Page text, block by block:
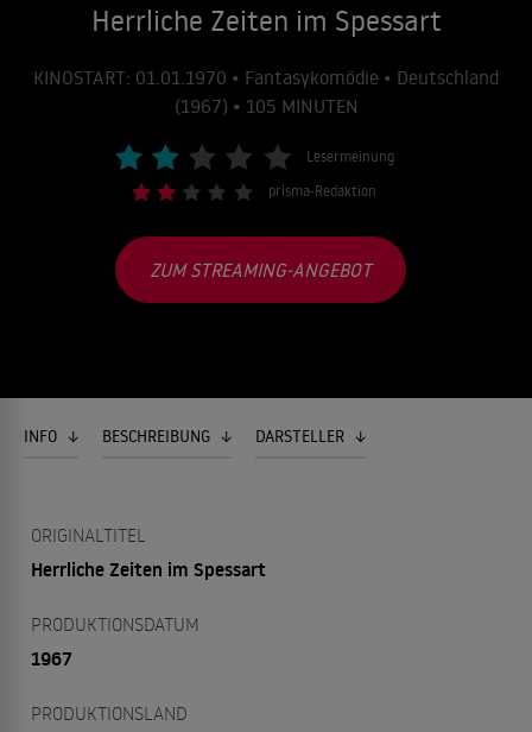
Herrliche Zeiten im Spessart
KINOSTART: 01.01.1970 • Fantasykomödie • Deutschland
(1967) • 105 MINUTEN
Lesermeinung
prisma-Redaktion
ZUM STREAMING-ANGEBOT
INFO BESCHREIBUNG DARSTELLER
ORIGINALTITEL
Herrliche Zeiten im Spessart
PRODUKTIONSDATUM
1967
PRODUKTIONSLAND